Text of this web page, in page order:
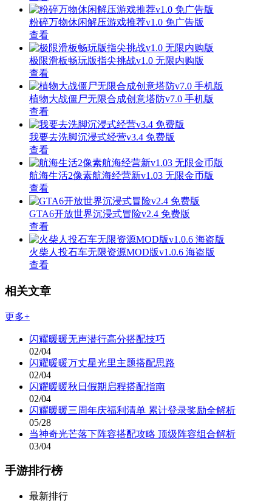
粉碎万物休闲解压游戏推荐v1.0 免广告版
查看
极限滑板畅玩版指尖挑战v1.0 无限内购版
查看
植物大战僵尸无限合成创意塔防v7.0 手机版
查看
我要去洗脚沉浸式经营v3.4 免费版
查看
航海生活2像素航海经营新v1.03 无限金币版
查看
GTA6开放世界沉浸式冒险v2.4 免费版
查看
火柴人投石车无限资源MOD版v1.0.6 海盗版
查看
相关文章
更多+
闪耀暖暖无声潜行高分搭配技巧
02/04
闪耀暖暖万丈星光里主题搭配思路
02/04
闪耀暖暖秋日假期启程搭配指南
02/04
闪耀暖暖三周年庆福利清单 累计登录奖励全解析
05/28
当神奇光芒落下阵容搭配攻略 顶级阵容组合解析
03/04
手游排行榜
最新排行